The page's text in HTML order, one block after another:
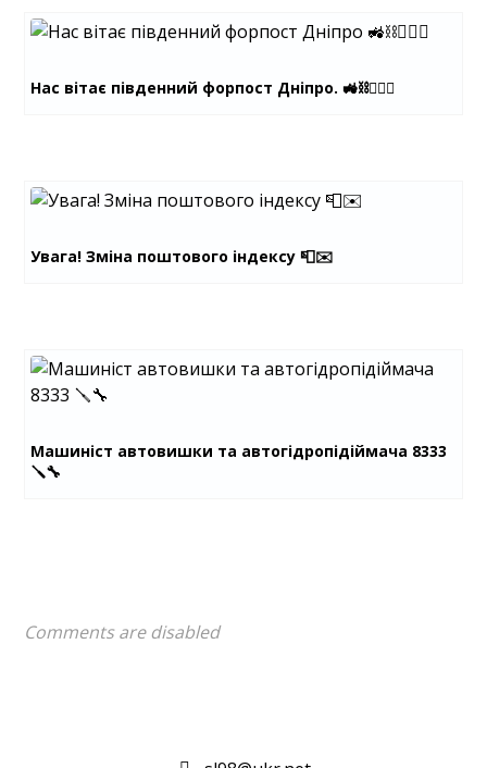
Нас вітає південний форпост Дніпро. 🚜⛓️👷🏼‍♂️
Увага! Зміна поштового індексу 📮✉️
Машиніст автовишки та автогідропідіймача 8333
🪛🔧
Comments are disabled